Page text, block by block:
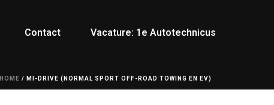
Contact Vacature: 1e Autotechnicus
HOME / MI-DRIVE (NORMAL SPORT OFF-ROAD TOWING EN EV)